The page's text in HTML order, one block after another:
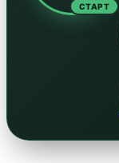
СТАРТ